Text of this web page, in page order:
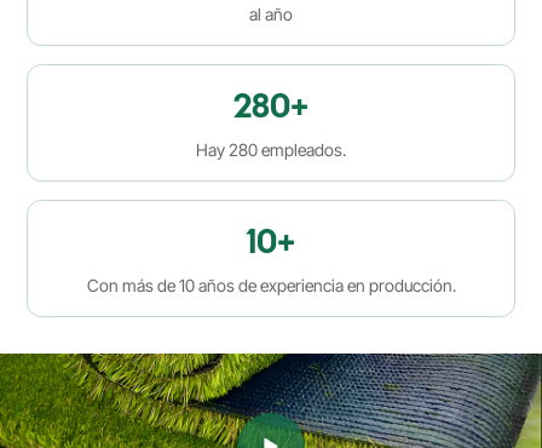
al año
280+
Hay 280 empleados.
10+
Con más de 10 años de experiencia en producción.